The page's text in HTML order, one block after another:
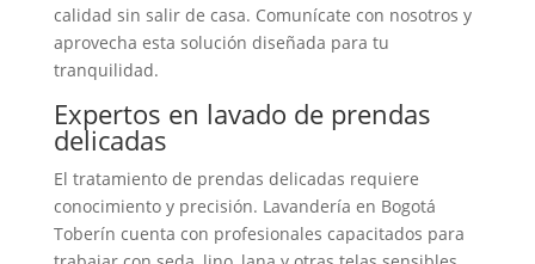
calidad sin salir de casa. Comunícate con nosotros y
aprovecha esta solución diseñada para tu
tranquilidad.
Expertos en lavado de prendas
delicadas
El tratamiento de prendas delicadas requiere
conocimiento y precisión. Lavandería en Bogotá
Toberín cuenta con profesionales capacitados para